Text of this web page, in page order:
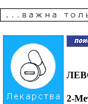
2-